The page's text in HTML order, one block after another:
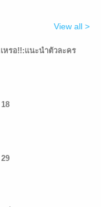
View all >
หรอ!!:แนะนำตัวละคร